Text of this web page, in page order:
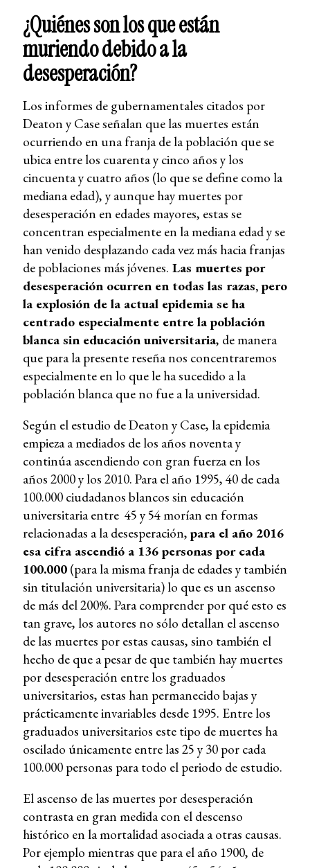
¿Quiénes son los que están
muriendo debido a la
desesperación?
Los informes de gubernamentales citados por
Deaton y Case señalan que las muertes están
ocurriendo en una franja de la población que se
ubica entre los cuarenta y cinco años y los
cincuenta y cuatro años (lo que se define como la
mediana edad), y aunque hay muertes por
desesperación en edades mayores, estas se
concentran especialmente en la mediana edad y se
han venido desplazando cada vez más hacia franjas
de poblaciones más jóvenes. Las muertes por
desesperación ocurren en todas las razas, pero
la explosión de la actual epidemia se ha
centrado especialmente entre la población
blanca sin educación universitaria, de manera
que para la presente reseña nos concentraremos
especialmente en lo que le ha sucedido a la
población blanca que no fue a la universidad.
Según el estudio de Deaton y Case, la epidemia
empieza a mediados de los años noventa y
continúa ascendiendo con gran fuerza en los
años 2000 y los 2010. Para el año 1995, 40 de cada
100.000 ciudadanos blancos sin educación
universitaria entre 45 y 54 morían en formas
relacionadas a la desesperación, para el año 2016
esa cifra ascendió a 136 personas por cada
100.000(para la misma franja de edades y también
sin titulación universitaria) lo que es un ascenso
de más del 200%. Para comprender por qué esto es
tan grave, los autores no sólo detallan el ascenso
de las muertes por estas causas, sino también el
hecho de que a pesar de que también hay muertes
por desesperación entre los graduados
universitarios, estas han permanecido bajas y
prácticamente invariables desde 1995. Entre los
graduados universitarios este tipo de muertes ha
oscilado únicamente entre las 25 y 30 por cada
100.000 personas para todo el periodo de estudio.
El ascenso de las muertes por desesperación
contrasta en gran medida con el descenso
histórico en la mortalidad asociada a otras causas.
Por ejemplo mientras que para el año 1900, de